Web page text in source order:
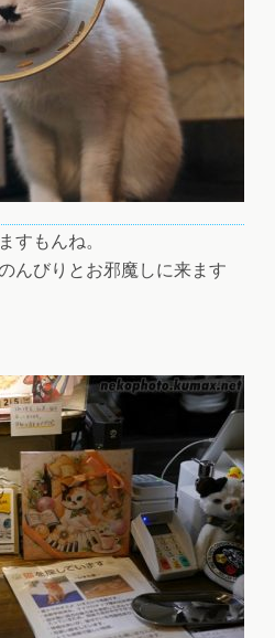
すもんね。
んびりとお邪魔しに来ます